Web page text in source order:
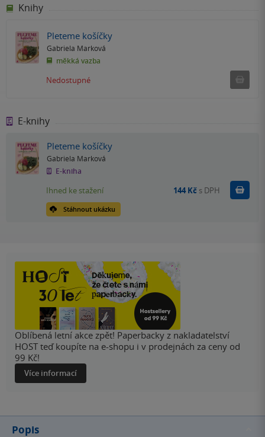
Knihy
Pleteme košíčky
Gabriela Marková
měkká vazba
Nedostupné
E-knihy
Pleteme košíčky
Gabriela Marková
E-kniha
Stáhnout ukázku
Ihned ke stažení 144 Kč s DPH Koupit
Oblíbená letní akce zpět! Paperbacky z nakladatelství
HOST teď koupíte na e-shopu i v prodejnách za ceny od
99 Kč!
Více informací
Popis